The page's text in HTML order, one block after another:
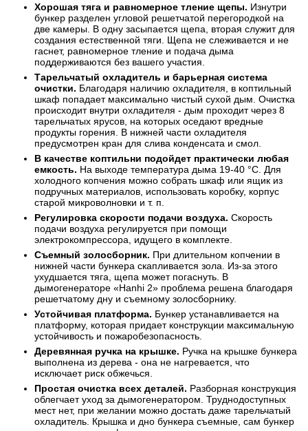
Хорошая тяга и равномерное тление щепы. Изнутри
бункер разделен угловой решетчатой перегородкой на
две камеры. В одну засыпается щепа, вторая служит для
создания естественной тяги. Щепа не слеживается и не
гаснет, равномерное тление и подача дыма
поддерживаются без вашего участия.
Тарельчатый охладитель и барьерная система
очистки. Благодаря наличию охладителя, в коптильный
шкаф попадает максимально чистый сухой дым. Очистка
происходит внутри охладителя - дым проходит через 8
тарельчатых ярусов, на которых оседают вредные
продукты горения. В нижней части охладителя
предусмотрен кран для слива конденсата и смол.
В качестве коптильни подойдет практически любая
емкость. На выходе температура дыма 19-40 °C. Для
холодного копчения можно собрать шкаф или ящик из
подручных материалов, использовать коробку, корпус
старой микроволновки и т. п.
Регулировка скорости подачи воздуха. Скорость
подачи воздуха регулируется при помощи
электрокомпрессора, идущего в комплекте.
Съемный золосборник. При длительном копчении в
нижней части бункера скапливается зола. Из-за этого
ухудшается тяга, щепа может погаснуть. В
дымогенераторе «Hanhi 2» проблема решена благодаря
решетчатому дну и съемному золосборнику.
Устойчивая платформа. Бункер устанавливается на
платформу, которая придает конструкции максимальную
устойчивость и пожаробезопасность.
Деревянная ручка на крышке. Ручка на крышке бункера
выполнена из дерева - она не нагревается, что
исключает риск обжечься.
Простая очистка всех деталей. Разборная конструкция
облегчает уход за дымогенератором. Труднодоступных
мест нет, при желании можно достать даже тарельчатый
охладитель. Крышка и дно бункера съемные, сам бункер